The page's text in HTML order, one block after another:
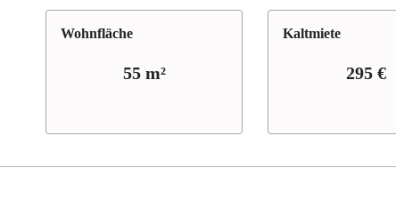
Wohn­fläche
55 m²
Kaltmiete
295 €